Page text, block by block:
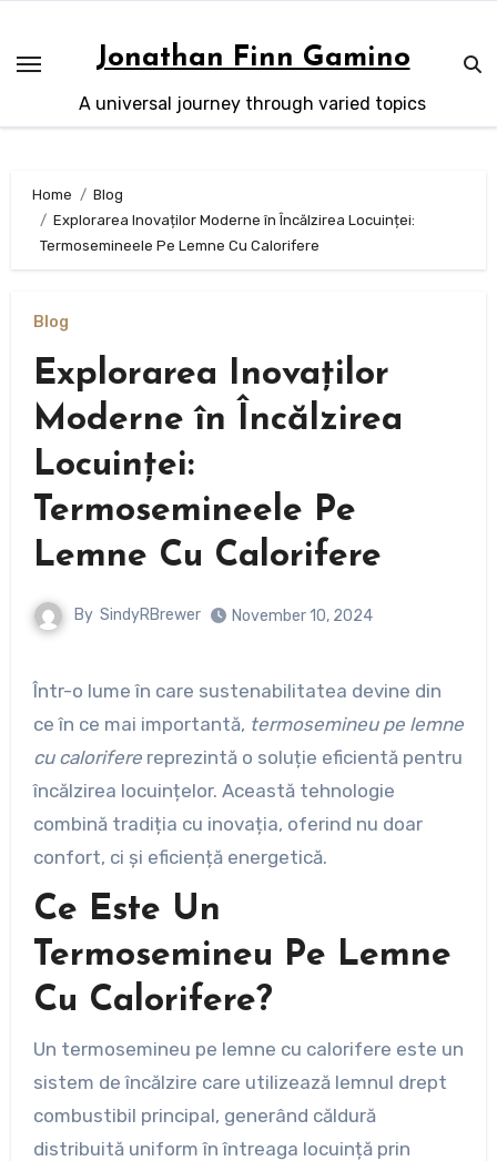
content
Jonathan Finn Gamino
A universal journey through varied topics
Home
Blog
Explorarea Inovaților Moderne în Încălzirea Locuinței:
Termosemineele Pe Lemne Cu Calorifere
Blog
Explorarea Inovaților
Moderne în Încălzirea
Locuinței:
Termosemineele Pe
Lemne Cu Calorifere
By SindyRBrewer November 10, 2024
Într-o lume în care sustenabilitatea devine din
ce în ce mai importantă, termosemineu pe lemne
cu caloriferereprezintă o soluție eficientă pentru
încălzirea locuințelor. Această tehnologie
combină tradiția cu inovația, oferind nu doar
confort, ci și eficiență energetică.
Ce Este Un
Termosemineu Pe Lemne
Cu Calorifere?
Un termosemineu pe lemne cu calorifere este un
sistem de încălzire care utilizează lemnul drept
combustibil principal, generând căldură
distribuită uniform în întreaga locuință prin